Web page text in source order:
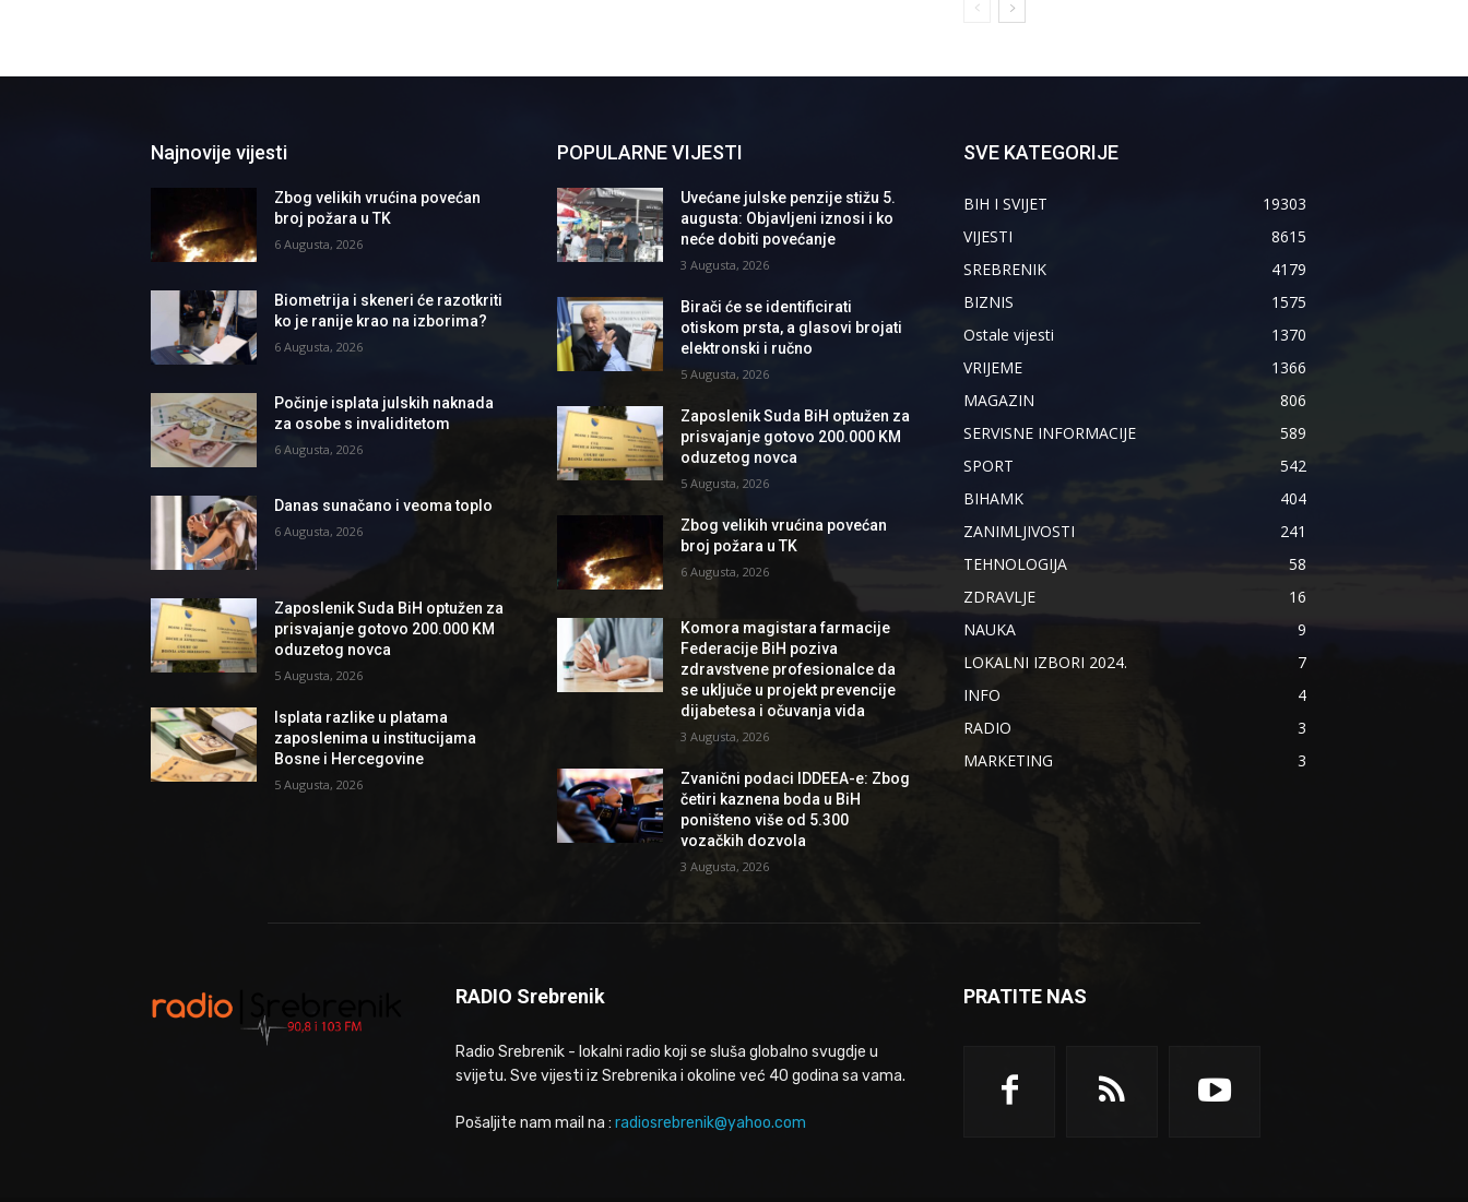
Najnovije vijesti
Zbog velikih vrućina povećan
broj požara u TK
6 Augusta, 2026
Biometrija i skeneri će razotkriti
ko je ranije krao na izborima?
6 Augusta, 2026
Počinje isplata julskih naknada
za osobe s invaliditetom
6 Augusta, 2026
Danas sunačano i veoma toplo
6 Augusta, 2026
Zaposlenik Suda BiH optužen za
prisvajanje gotovo 200.000 KM
oduzetog novca
5 Augusta, 2026
Isplata razlike u platama
zaposlenima u institucijama
Bosne i Hercegovine
5 Augusta, 2026
POPULARNE VIJESTI
Uvećane julske penzije stižu 5.
augusta: Objavljeni iznosi i ko
neće dobiti povećanje
3 Augusta, 2026
Birači će se identificirati
otiskom prsta, a glasovi brojati
elektronski i ručno
5 Augusta, 2026
Zaposlenik Suda BiH optužen za
prisvajanje gotovo 200.000 KM
oduzetog novca
5 Augusta, 2026
Zbog velikih vrućina povećan
broj požara u TK
6 Augusta, 2026
Komora magistara farmacije
Federacije BiH poziva
zdravstvene profesionalce da
se uključe u projekt prevencije
dijabetesa i očuvanja vida
3 Augusta, 2026
Zvanični podaci IDDEEA-e: Zbog
četiri kaznena boda u BiH
poništeno više od 5.300
vozačkih dozvola
3 Augusta, 2026
SVE KATEGORIJE
BIH I SVIJET
19303
VIJESTI
8615
SREBRENIK
4179
BIZNIS
1575
Ostale vijesti
1370
VRIJEME
1366
MAGAZIN
806
SERVISNE INFORMACIJE
589
SPORT
542
BIHAMK
404
ZANIMLJIVOSTI
241
TEHNOLOGIJA
58
ZDRAVLJE
16
NAUKA
9
LOKALNI IZBORI 2024.
7
INFO
4
RADIO
3
MARKETING
3
RADIO Srebrenik
Radio Srebrenik - lokalni radio koji se sluša globalno svugdje u
svijetu. Sve vijesti iz Srebrenika i okoline već 40 godina sa vama.
Pošaljite nam mail na : radiosrebrenik@yahoo.com
PRATITE NAS